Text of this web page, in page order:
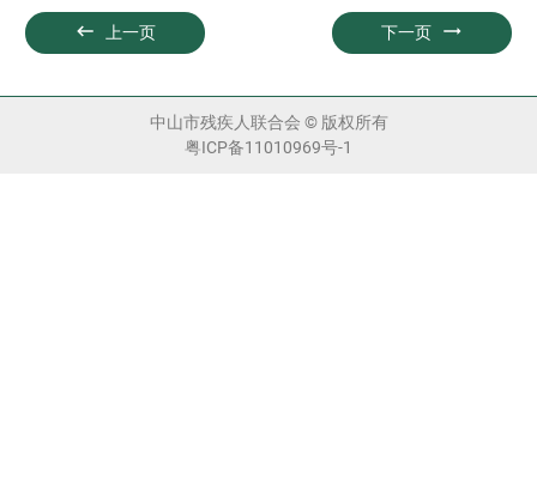
 上一页 下一页 
中山市残疾人联合会 © 版权所有
粤ICP备11010969号-1